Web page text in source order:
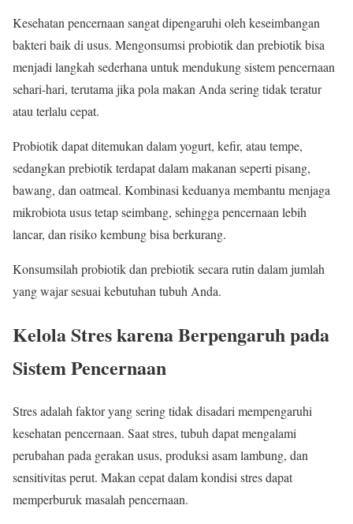
Kesehatan pencernaan sangat dipengaruhi oleh keseimbangan
bakteri baik di usus. Mengonsumsi probiotik dan prebiotik bisa
menjadi langkah sederhana untuk mendukung sistem pencernaan
sehari-hari, terutama jika pola makan Anda sering tidak teratur
atau terlalu cepat.
Probiotik dapat ditemukan dalam yogurt, kefir, atau tempe,
sedangkan prebiotik terdapat dalam makanan seperti pisang,
bawang, dan oatmeal. Kombinasi keduanya membantu menjaga
mikrobiota usus tetap seimbang, sehingga pencernaan lebih
lancar, dan risiko kembung bisa berkurang.
Konsumsilah probiotik dan prebiotik secara rutin dalam jumlah
yang wajar sesuai kebutuhan tubuh Anda.
Kelola Stres karena Berpengaruh pada
Sistem Pencernaan
Stres adalah faktor yang sering tidak disadari mempengaruhi
kesehatan pencernaan. Saat stres, tubuh dapat mengalami
perubahan pada gerakan usus, produksi asam lambung, dan
sensitivitas perut. Makan cepat dalam kondisi stres dapat
memperburuk masalah pencernaan.